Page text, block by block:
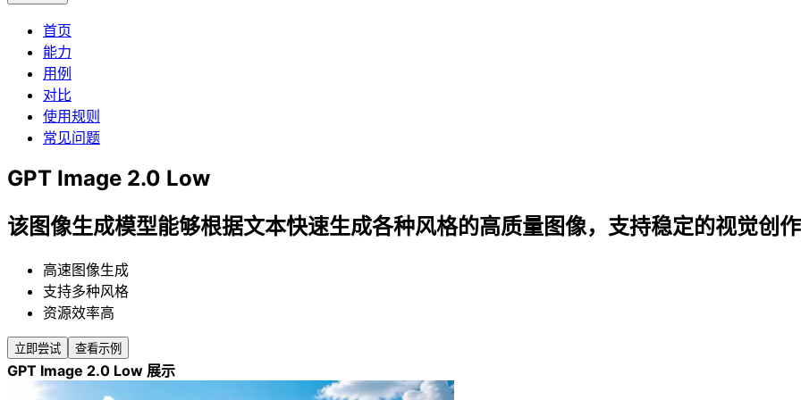
首页
能力
用例
对比
使用规则
常见问题
GPT Image 2.0 Low
该图像生成模型能够根据文本快速生成各种风格的高质量图像，支持稳定的视觉创
高速图像生成
支持多种风格
资源效率高
立即尝试 查看示例
GPT Image 2.0 Low 展示